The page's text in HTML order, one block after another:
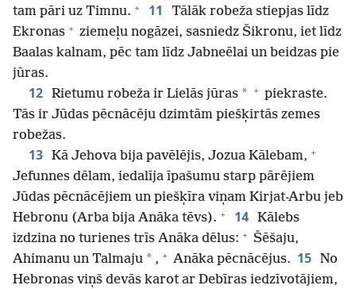
tam pāri uz Timnu. + 11
Tālāk robeža stiepjas līdz
Ekronas + ziemeļu nogāzei, sasniedz Šikronu, iet līdz
Baalas kalnam, pēc tam līdz Jabneēlai un beidzas pie
jūras.
12 Rietumu robeža ir Lielās jūras * + piekraste.
Tās ir Jūdas pēcnācēju dzimtām piešķirtās zemes
robežas.
13 Kā Jehova bija pavēlējis, Jozua Kālebam, +
Jefunnes dēlam, iedalīja īpašumu starp pārējiem
Jūdas pēcnācējiem un piešķīra viņam Kirjat-Arbu jeb
Hebronu (Arba bija Anāka tēvs). + 14 Kālebs
izdzina no turienes trīs Anāka dēlus: + Šēšaju,
Ahimanu un Talmaju * , + Anāka pēcnācējus. 15 No
Hebronas viņš devās karot ar Debīras iedzīvotājiem,